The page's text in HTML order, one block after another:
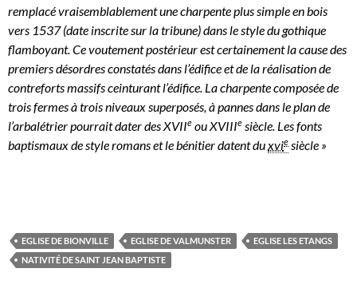
remplacé vraisemblablement une charpente plus simple en bois
vers 1537 (date inscrite sur la tribune) dans le style du gothique
flamboyant. Ce voutement postérieur est certainement la cause des
premiers désordres constatés dans l’édifice et de la réalisation de
contreforts massifs ceinturant l’édifice. La charpente composée de
trois fermes à trois niveaux superposés, à pannes dans le plan de
l’arbalétrier pourrait dater des XVIIe ou XVIIIe siècle. Les fonts
baptismaux de style romans et le bénitier datent duxvie siècle »
EGLISE DE BIONVILLE EGLISE DE VALMUNSTER
EGLISE LES ETANGS
NATIVITÉ DE SAINT JEAN BAPTISTE